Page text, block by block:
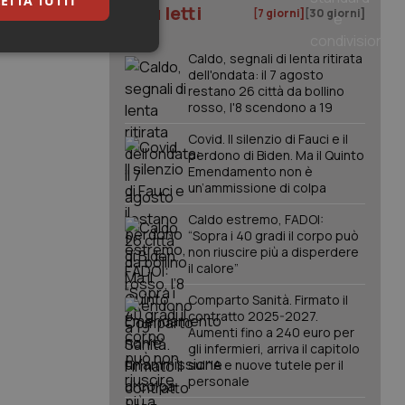
I più letti [7 giorni] [30 giorni]
Caldo, segnali di lenta ritirata
dell'ondata: il 7 agosto
restano 26 città da bollino
rosso, l'8 scendono a 19
Covid. Il silenzio di Fauci e il
perdono di Biden. Ma il Quinto
Emendamento non è
un’ammissione di colpa
Caldo estremo, FADOI:
“Sopra i 40 gradi il corpo può
non riuscire più a disperdere
il calore”
Comparto Sanità. Firmato il
contratto 2025-2027.
Aumenti fino a 240 euro per
gli infermieri, arriva il capitolo
sull'IA e nuove tutele per il
personale